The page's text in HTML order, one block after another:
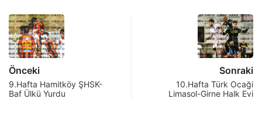
Önceki
9.Hafta Hamitköy ŞHSK-
Baf Ülkü Yurdu
Sonraki
10.Hafta Türk Ocaği
Limasol-Girne Halk Evi